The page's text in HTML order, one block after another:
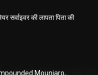
सर्वाइवर की लापता पिता की
Mounjaro,